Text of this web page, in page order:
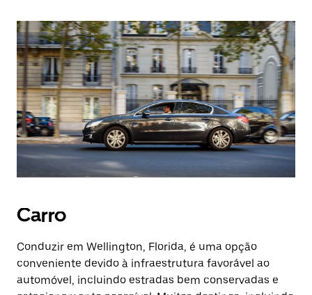
Carro
Conduzir em Wellington, Florida, é uma opção
conveniente devido à infraestrutura favorável ao
automóvel, incluindo estradas bem conservadas e